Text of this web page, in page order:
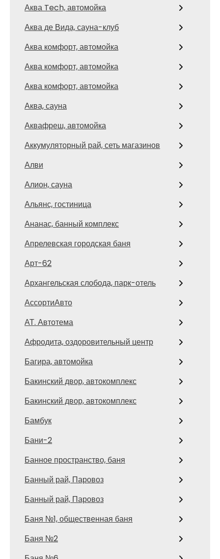
Аква Tech, автомойка
Аква де Вида, сауна-клуб
Аква комфорт, автомойка
Аква комфорт, автомойка
Аква комфорт, автомойка
Аква, сауна
Аквафреш, автомойка
Аккумуляторный рай, сеть магазинов
Алви
Алион, сауна
Альянс, гостиница
Ананас, банный комплекс
Апрелевская городская баня
Арт-62
Архангельская слобода, парк-отель
АссортиАвто
АТ. Автотема
Афродита, оздоровительный центр
Багира, автомойка
Бакинский двор, автокомплекс
Бакинский двор, автокомплекс
Бамбук
Бани-2
Банное пространство, баня
Банный рай, Паровоз
Банный рай, Паровоз
Баня №1, общественная баня
Баня №2